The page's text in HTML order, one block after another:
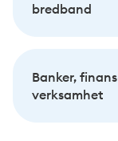
bredband
Banker,
verksamhet